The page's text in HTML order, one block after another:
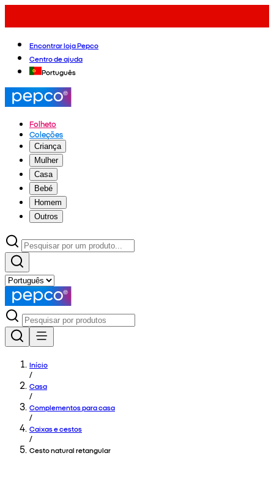
Encontrar loja Pepco
Centro de ajuda
Português
Folheto
Coleções
Criança
Mulher
Casa
Bebé
Homem
Outros
Início
/
Casa
/
Complementos para casa
/
Caixas e cestos
/
Cesto natural retangular